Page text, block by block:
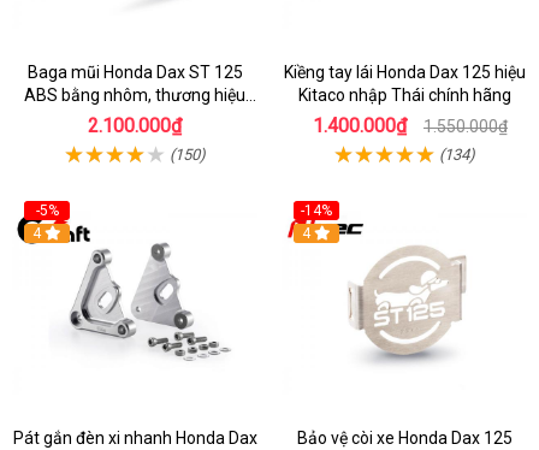
Baga mũi Honda Dax ST 125
ABS bằng nhôm, thương hiệu
Gcraft chính hãng
2.100.000₫
(150)
Kiềng tay lái Honda Dax 125 hiệu
Kitaco nhập Thái chính hãng
1.400.000₫ 1.550.000₫
(134)
-5%
4
Pát gắn đèn xi nhanh Honda Dax
-14%
4
Bảo vệ còi xe Honda Dax 125